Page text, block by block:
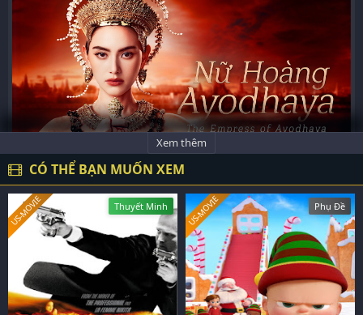
Xem thêm
CÓ THỂ BẠN MUỐN XEM
Thuyết Minh
US-MOVIE Phụ Đề
US-MOVIE